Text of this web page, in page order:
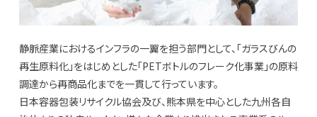
静脈産業におけるインフラの一翼を担う部門として、「ガラスびんの
再生原料化」をはじめとした「PETボトルのフレーク化事業」の原料
調達から再商品化までを一貫して行っています。
日本容器包装リサイクル協会及び、熊本県を中心とした九州各自